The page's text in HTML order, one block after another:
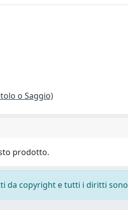
o Saggio)
prodotto.
da copyright e tutti i diritti